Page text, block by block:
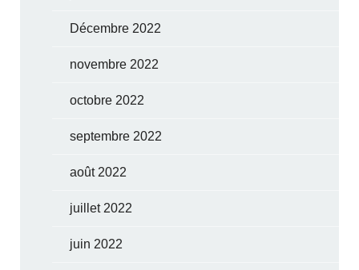
Décembre 2022
novembre 2022
octobre 2022
septembre 2022
août 2022
juillet 2022
juin 2022